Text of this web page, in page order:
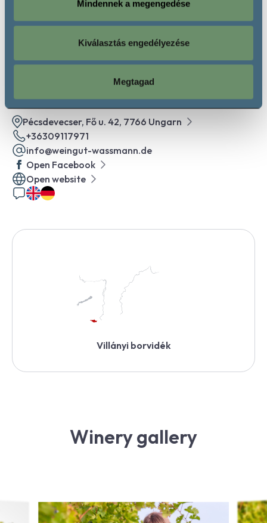
Mindennek a megengedése
Kiválasztás engedélyezése
Megtagad
Pécsdevecser, Fő u. 42, 7766 Ungarn
+36309117971
info@weingut-wassmann.de
Open Facebook
Open website
Villányi borvidék
Winery gallery